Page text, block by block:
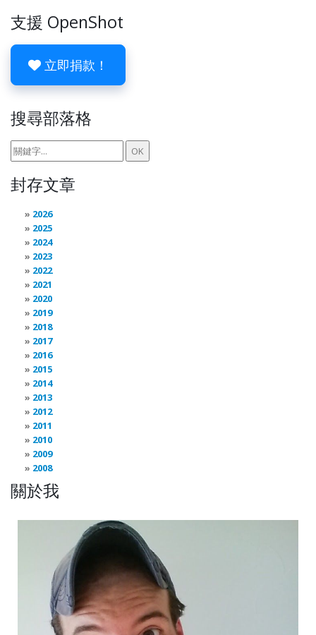
支援 OpenShot
立即捐款！
搜尋部落格
封存文章
2026
2025
2024
2023
2022
2021
2020
2019
2018
2017
2016
2015
2014
2013
2012
2011
2010
2009
2008
關於我